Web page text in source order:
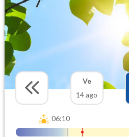
Ve
14 ago
06:10